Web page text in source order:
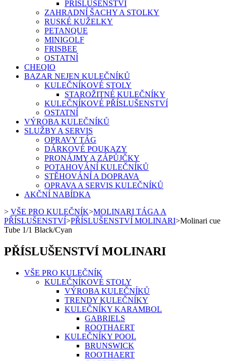
PŘÍSLUŠENSTVÍ
ZAHRADNÍ ŠACHY A STOLKY
RUSKÉ KUŽELKY
PETANQUE
MINIGOLF
FRISBEE
OSTATNÍ
CHEQIO
BAZAR NEJEN KULEČNÍKŮ
KULEČNÍKOVÉ STOLY
STAROŽITNÉ KULEČNÍKY
KULEČNÍKOVÉ PŘÍSLUŠENSTVÍ
OSTATNÍ
VÝROBA KULEČNÍKŮ
SLUŽBY A SERVIS
OPRAVY TÁG
DÁRKOVÉ POUKAZY
PRONÁJMY A ZÁPŮJČKY
POTAHOVÁNÍ KULEČNÍKŮ
STĚHOVÁNÍ A DOPRAVA
OPRAVA A SERVIS KULEČNÍKŮ
AKČNÍ NABÍDKA
> VŠE PRO KULEČNÍK>MOLINARI TÁGA A
PŘÍSLUŠENSTVÍ>PŘÍSLUŠENSTVÍ MOLINARI>Molinari cue
Tube 1/1 Black/Cyan
PŘÍSLUŠENSTVÍ MOLINARI
VŠE PRO KULEČNÍK
KULEČNÍKOVÉ STOLY
VÝROBA KULEČNÍKŮ
TRENDY KULEČNÍKY
KULEČNÍKY KARAMBOL
GABRIELS
ROOTHAERT
KULEČNÍKY POOL
BRUNSWICK
ROOTHAERT